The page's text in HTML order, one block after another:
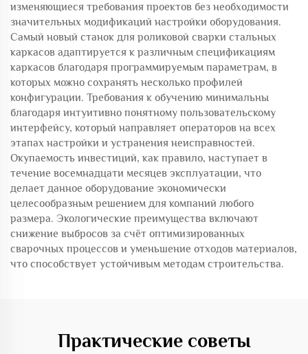
изменяющиеся требования проектов без необходимости
значительных модификаций настройки оборудования.
Самый новый станок для роликовой сварки стальных
каркасов адаптируется к различным спецификациям
каркасов благодаря программируемым параметрам, в
которых можно сохранять несколько профилей
конфигурации. Требования к обучению минимальны
благодаря интуитивно понятному пользовательскому
интерфейсу, который направляет операторов на всех
этапах настройки и устранения неисправностей.
Окупаемость инвестиций, как правило, наступает в
течение восемнадцати месяцев эксплуатации, что
делает данное оборудование экономически
целесообразным решением для компаний любого
размера. Экологические преимущества включают
снижение выбросов за счёт оптимизированных
сварочных процессов и уменьшение отходов материалов,
что способствует устойчивым методам строительства.
Практические советы